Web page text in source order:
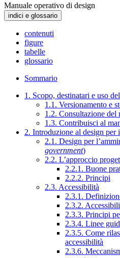
Manuale operativo di design
indici e glossario
contenuti
figure
tabelle
glossario
Sommario
1. Scopo, destinatari e uso
1.1. Versionamento e
1.2. Consultazione del
1.3. Contribuisci al
2. Introduzione al design
2.1. Design per
government)
2.2. L’approccio
2.2.1. Buone
2.2.2. Principi
2.3. Accessibilità
2.3.1.
2.3.2.
2.3.3. Principi
2.3.4. Linee
2.3.5. Come
accessibilità
2.3.6.